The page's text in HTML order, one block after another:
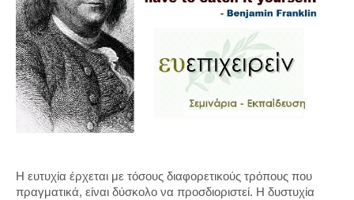
Η ευτυχία έρχεται με τόσους διαφορετικούς τρόπους που
πραγματικά, είναι δύσκολο να προσδιοριστεί. Η δυστυχία